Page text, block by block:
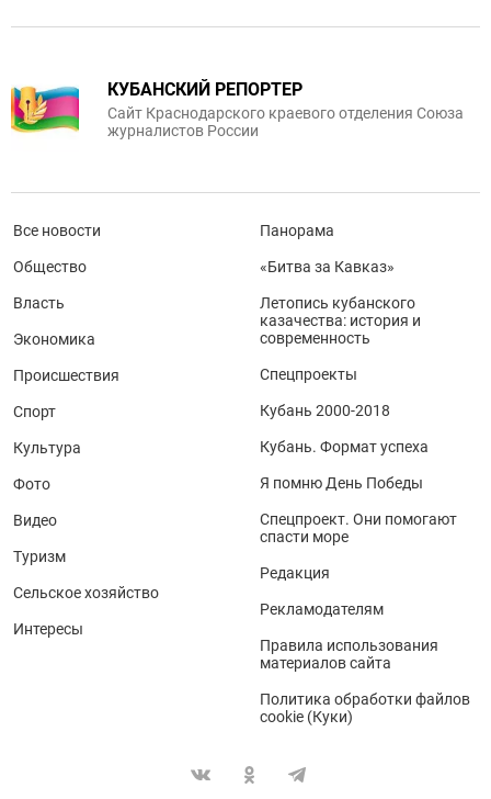
КУБАНСКИЙ РЕПОРТЕР
Сайт Краснодарского краевого отделения Союза
журналистов России
Все новости
Общество
Власть
Экономика
Происшествия
Спорт
Культура
Фото
Видео
Туризм
Сельское хозяйство
Интересы
Панорама
«Битва за Кавказ»
Летопись кубанского
казачества: история и
современность
Спецпроекты
Кубань 2000-2018
Кубань. Формат успеха
Я помню День Победы
Спецпроект. Они помогают
спасти море
Редакция
Рекламодателям
Правила использования
материалов сайта
Политика обработки файлов
cookie (Куки)